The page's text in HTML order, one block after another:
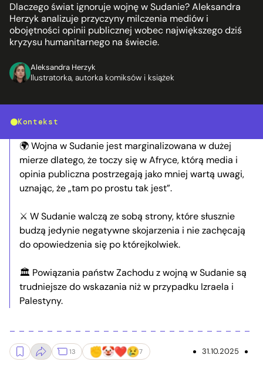
Dlaczego świat ignoruje wojnę w Sudanie? Aleksandra
Herzyk analizuje przyczyny milczenia mediów i
obojętności opinii publicznej wobec największego dziś
kryzysu humanitarnego na świecie.
Aleksandra Herzyk
Ilustratorka, autorka komiksów i książek
Kontekst
🌍 Wojna w Sudanie jest marginalizowana w dużej
mierze dlatego, że toczy się w Afryce, którą media i
opinia publiczna postrzegają jako mniej wartą uwagi,
uznając, że „tam po prostu tak jest”.
⚔️ W Sudanie walczą ze sobą strony, które słusznie
budzą jedynie negatywne skojarzenia i nie zachęcają
do opowiedzenia się po którejkolwiek.
🏛️ Powiązania państw Zachodu z wojną w Sudanie są
trudniejsze do wskazania niż w przypadku Izraela i
Palestyny.
13 7 31.10.2025